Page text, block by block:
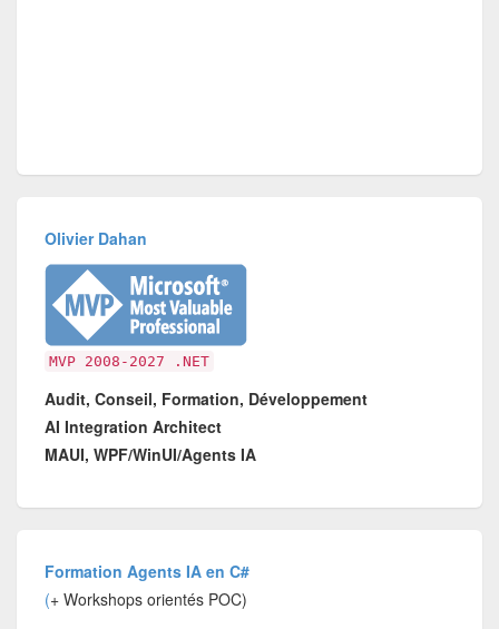
Olivier Dahan
MVP 2008-2027 .NET
Audit, Conseil, Formation, Développement
AI Integration Architect
MAUI, WPF/WinUI/Agents IA
Formation Agents IA en C#
(+ Workshops orientés POC)